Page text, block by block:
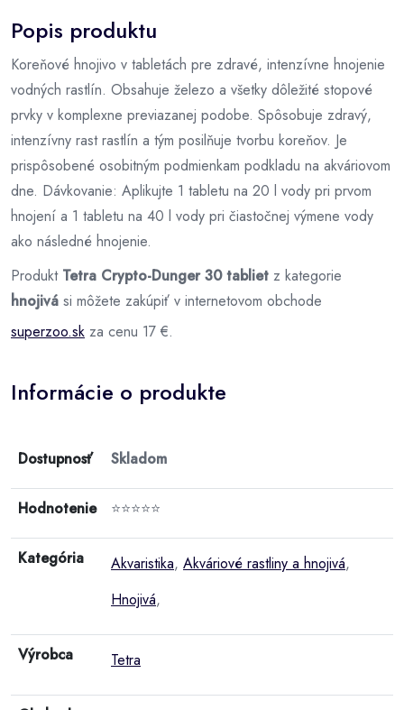
Popis produktu
Koreňové hnojivo v tabletách pre zdravé, intenzívne hnojenie
vodných rastlín. Obsahuje železo a všetky dôležité stopové
prvky v komplexne previazanej podobe. Spôsobuje zdravý,
intenzívny rast rastlín a tým posilňuje tvorbu koreňov. Je
prispôsobené osobitným podmienkam podkladu na akváriovom
dne. Dávkovanie: Aplikujte 1 tabletu na 20 l vody pri prvom
hnojení a 1 tabletu na 40 l vody pri čiastočnej výmene vody
ako následné hnojenie.
Produkt Tetra Crypto-Dunger 30 tabliet z kategorie
hnojivá si môžete zakúpiť v internetovom obchode
superzoo.sk za cenu 17 €.
Informácie o produkte
Dostupnosť Skladom
Hodnotenie ⭐⭐⭐⭐⭐
Kategória Akvaristika, Akváriové rastliny a hnojivá,
Hnojivá,
Výrobca Tetra